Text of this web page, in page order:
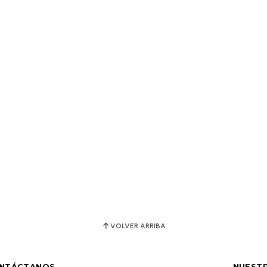
VOLVER ARRIBA